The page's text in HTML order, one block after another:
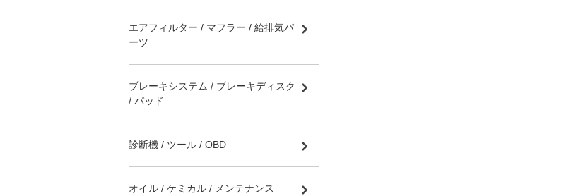
エアフィルター / マフラー / 給排気パ
ーツ
ブレーキシステム / ブレーキディスク
/ パッド
診断機 / ツール / OBD
オイル / ケミカル / メンテナンス